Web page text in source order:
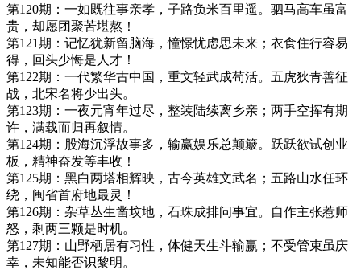
第120期：一如既往事亲孝，子路负米百里遥。驷马高车虽富
贵，却愿团聚苦堪熬！
第121期：记忆犹新留脑海，憧憬忧虑思未来；衣食住行容易
得，回头少悔是人才！
第122期：一代繁华古中国，重文轻武成苟活。五虎狄青善征
战，北宋名将少出头。
第123期：一夜元宵年过尽，整装陆续离乡亲；两手空挥有期
许，满载而归再叙情。
第124期：股海沉浮故事多，输赢娱乐总颠簸。跃跃欲试创业
板，精神奋发等丰收！
第125期：黑白两塔相辉映，古今英雄文武名；五路山水任环
绕，闽省首府地最灵！
第126期：杂草丛生凿坟地，石珠成排问事宜。自作主张惹师
怒，剩两三颗是时机。
第127期：山野栖居有习性，体健天生斗输赢；不受管束虽庆
幸，未知能否识黎明。